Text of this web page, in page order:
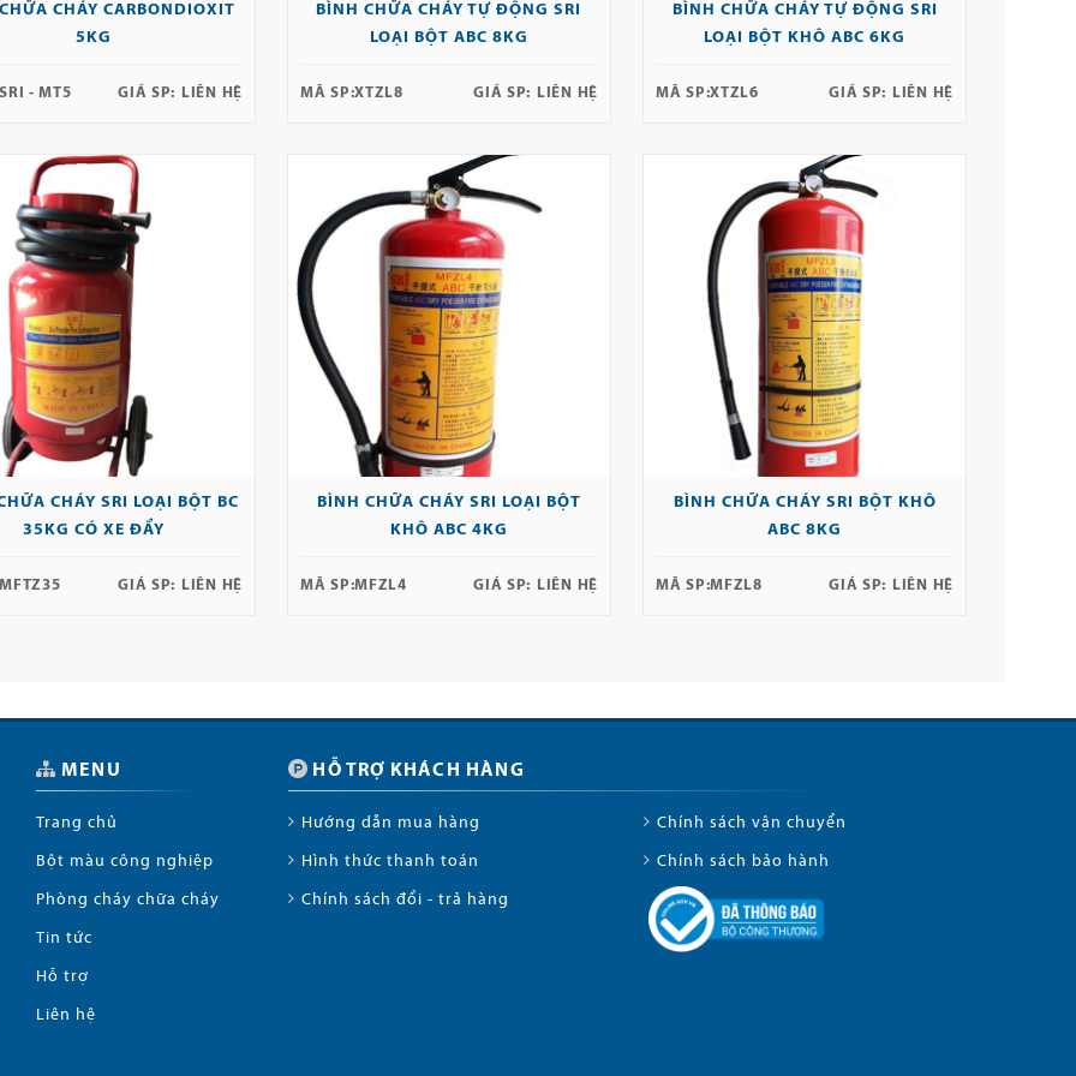
CHÁY CARBONDIOXIT
5KG
SRI - MT5 GIÁ SP: LIÊN HỆ
BÌNH CHỮA CHÁY TỰ ĐỘNG SRI
LOẠI BỘT ABC 8KG
MÃ SP:XTZL8 GIÁ SP: LIÊN HỆ
BÌNH CHỮA CHÁY TỰ ĐỘNG SRI
LOẠI BỘT KHÔ ABC 6KG
MÃ SP:XTZL6 GIÁ SP: LIÊN HỆ
CHÁY SRI LOẠI BỘT BC
35KG CÓ XE ĐẨY
MFTZ35 GIÁ SP: LIÊN HỆ
BÌNH CHỮA CHÁY SRI LOẠI BỘT
KHÔ ABC 4KG
MÃ SP:MFZL4 GIÁ SP: LIÊN HỆ
BÌNH CHỮA CHÁY SRI BỘT KHÔ
ABC 8KG
MÃ SP:MFZL8 GIÁ SP: LIÊN HỆ
MENU
Trang chủ
Bột màu công nghiệp
Phòng cháy chữa cháy
Tin tức
Hỗ trợ
Liên hệ
HỖ TRỢ KHÁCH HÀNG
Hướng dẫn mua hàng Chính sách vận chuyển
Hình thức thanh toán Chính sách bảo hành
Chính sách đổi - trả hàng